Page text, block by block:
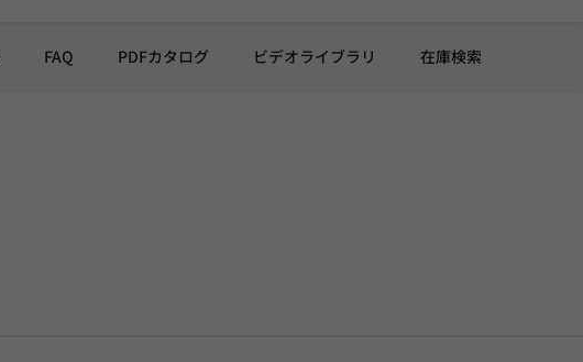
FAQ PDFカタログ ビデオライブラリ 在庫検索